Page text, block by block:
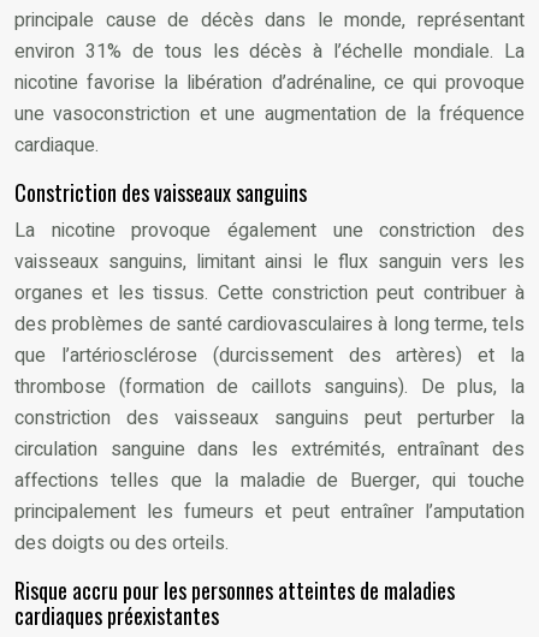
principale cause de décès dans le monde, représentant
environ 31% de tous les décès à l’échelle mondiale. La
nicotine favorise la libération d’adrénaline, ce qui provoque
une vasoconstriction et une augmentation de la fréquence
cardiaque.
Constriction des vaisseaux sanguins
La nicotine provoque également une constriction des
vaisseaux sanguins, limitant ainsi le flux sanguin vers les
organes et les tissus. Cette constriction peut contribuer à
des problèmes de santé cardiovasculaires à long terme, tels
que l’artériosclérose (durcissement des artères) et la
thrombose (formation de caillots sanguins). De plus, la
constriction des vaisseaux sanguins peut perturber la
circulation sanguine dans les extrémités, entraînant des
affections telles que la maladie de Buerger, qui touche
principalement les fumeurs et peut entraîner l’amputation
des doigts ou des orteils.
Risque accru pour les personnes atteintes de maladies
cardiaques préexistantes